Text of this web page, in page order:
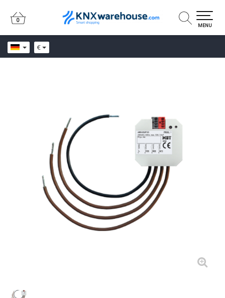
€
0
0
MENU